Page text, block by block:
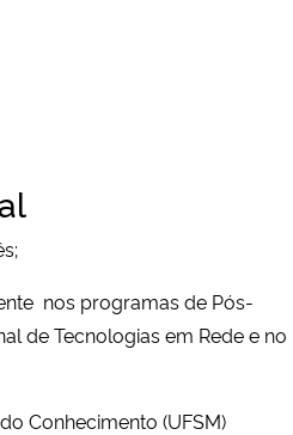
nos programas de Pós-
de Tecnologias em Rede e no
Conhecimento (UFSM)